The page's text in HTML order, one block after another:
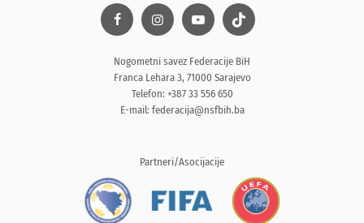
Nogometni savez Federacije BiH
Franca Lehara 3, 71000 Sarajevo
Telefon: +387 33 556 650
E-mail: federacija@nsfbih.ba
Partneri/Asocijacije